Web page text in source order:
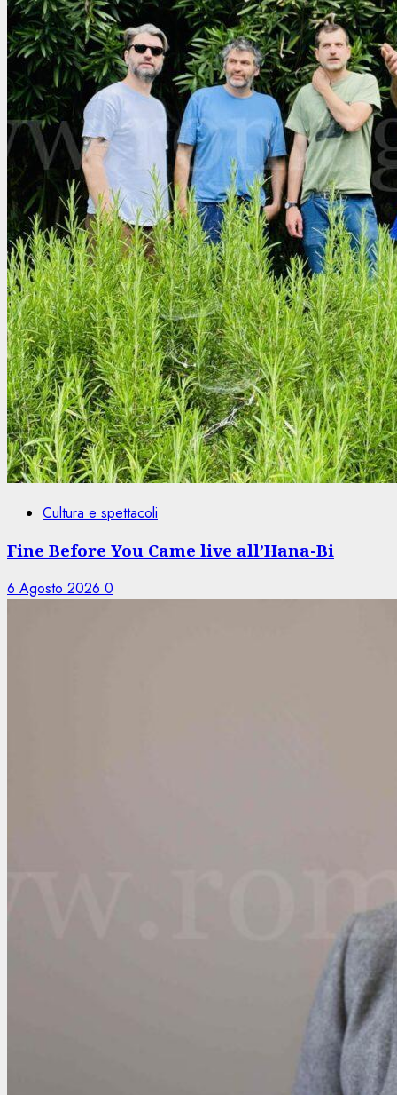
Cultura e spettacoli
Fine Before You Came live all’Hana-Bi
6 Agosto 2026 0